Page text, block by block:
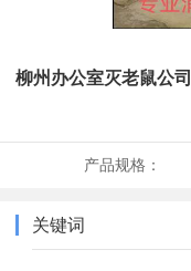
柳州办公室灭老鼠公司
产品规格：
关键词